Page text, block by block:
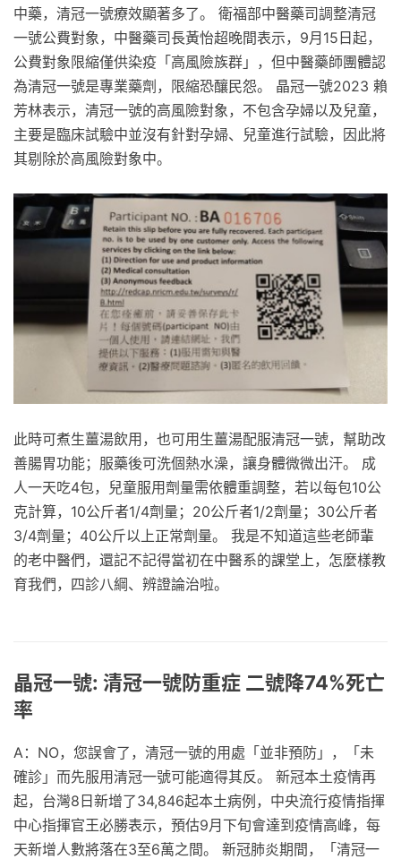
中藥，清冠一號療效顯著多了。 衛福部中醫藥司調整清冠
一號公費對象，中醫藥司長黃怡超晚間表示，9月15日起，
公費對象限縮僅供染疫「高風險族群」，但中醫藥師團體認
為清冠一號是專業藥劑，限縮恐釀民怨。 晶冠一號2023 賴
芳林表示，清冠一號的高風險對象，不包含孕婦以及兒童，
主要是臨床試驗中並沒有針對孕婦、兒童進行試驗，因此將
其剔除於高風險對象中。
此時可煮生薑湯飲用，也可用生薑湯配服清冠一號，幫助改
善腸胃功能；服藥後可洗個熱水澡，讓身體微微出汗。 成
人一天吃4包，兒童服用劑量需依體重調整，若以每包10公
克計算，10公斤者1/4劑量；20公斤者1/2劑量；30公斤者
3/4劑量；40公斤以上正常劑量。 我是不知道這些老師輩
的老中醫們，還記不記得當初在中醫系的課堂上，怎麼樣教
育我們，四診八綱、辨證論治啦。
晶冠一號: 清冠一號防重症 二號降74%死亡
率
A：NO，您誤會了，清冠一號的用處「並非預防」，「未
確診」而先服用清冠一號可能適得其反。 新冠本土疫情再
起，台灣8日新增了34,846起本土病例，中央流行疫情指揮
中心指揮官王必勝表示，預估9月下旬會達到疫情高峰，每
天新增人數將落在3至6萬之間。 新冠肺炎期間，「清冠一